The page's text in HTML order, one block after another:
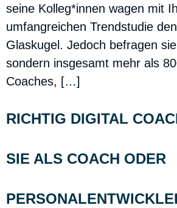
seine Kolleg*innen wagen mit
umfangreichen Trendstudie
Glaskugel. Jedoch befragen
sondern insgesamt mehr als
Coaches, […]
RICHTIG DIGITAL
SIE ALS COACH ODER